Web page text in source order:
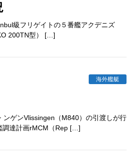
級フリゲイトの５番艦アクデニズ
200TN型） […]
海外艦艇
ゲンVlissingen（M840）の引渡しが行
調達計画rMCM（Rep […]